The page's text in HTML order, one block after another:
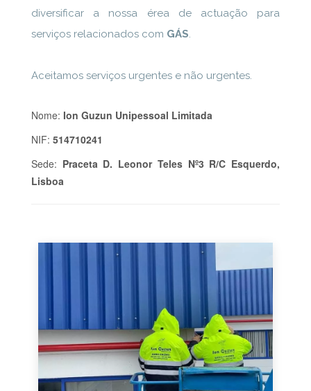
diversificar a nossa érea de actuação para
serviços relacionados com GÁS
Aceitamos serviços urgentes e não urgentes.
Nome: Ion Guzun Unipessoal Limitada
NIF: 514710241
Sede: Praceta D. Leonor Teles Nº3 R/C Esquerdo,
Lisboa